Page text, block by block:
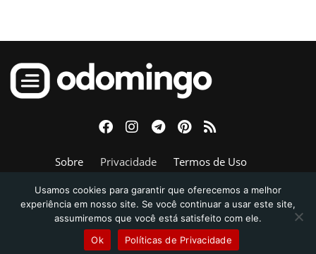
Sobre Privacidade
Termos de Uso
Política de Comentários
Fale Conosco
© 2026 - Odomingo - Todos os direitos reservados. Powered by
dgtmkt.
Usamos cookies para garantir que oferecemos a melhor
experiência em nosso site. Se você continuar a usar este site,
assumiremos que você está satisfeito com ele.
Ok
Políticas de Privacidade